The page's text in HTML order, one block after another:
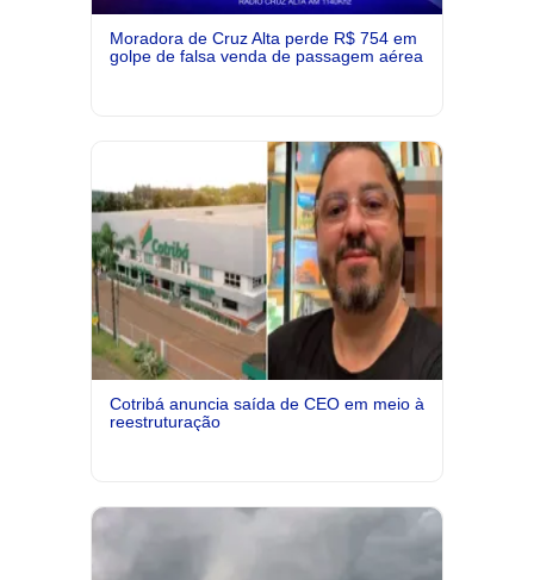
Moradora de Cruz Alta perde R$ 754 em
golpe de falsa venda de passagem aérea
Cotribá anuncia saída de CEO em meio à
reestruturação